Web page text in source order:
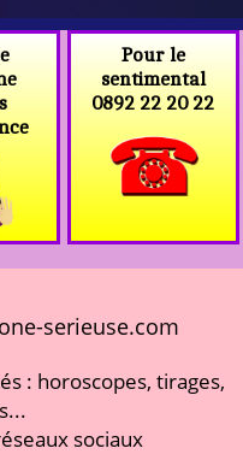
Pour le
sentimental
0892 22 20 22
serieuse.com
: horoscopes, tirages,
sociaux